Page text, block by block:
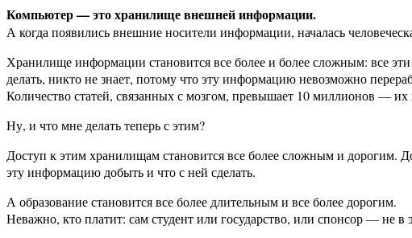
Компьютер — это хранилище внешней информации.
А когда появились внешние носители информации, началась
Хранилище информации становится все более и более сложным: все
делать, никто не знает, потому что эту информацию невозможно
Количество статей, связанных с мозгом, превышает 10 миллионов —
Ну, и что мне делать теперь с этим?
Доступ к этим хранилищам становится все более сложным и дорогим.
эту информацию добыть и что с ней сделать.
А образование становится все более длительным и все более дорогим.
Неважно, кто платит: сам студент или государство, или спонсор — не